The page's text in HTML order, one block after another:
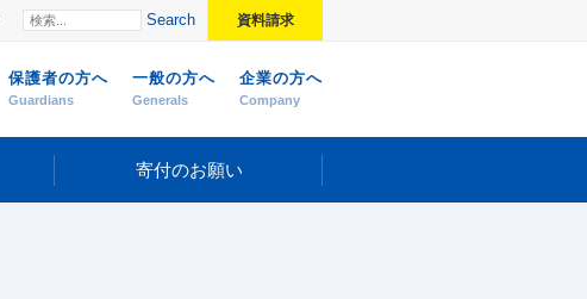
Search 資料請求
保護者の方へ
Guardians
一般の方へ
Generals
企業の方へ
Company
寄付のお願い